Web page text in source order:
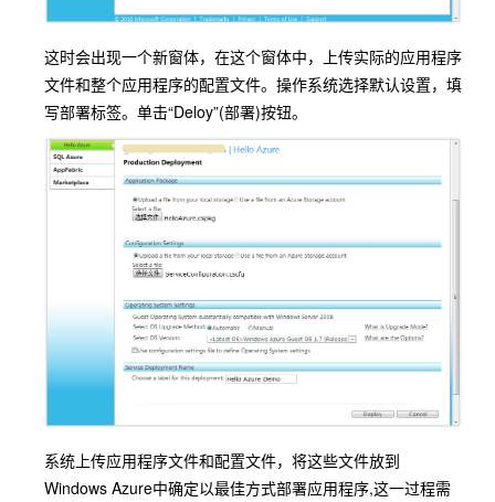
这时会出现一个新窗体，在这个窗体中，上传实际的应用程序
文件和整个应用程序的配置文件。操作系统选择默认设置，填
写部署标签。单击“Deloy”(部署)按钮。
系统上传应用程序文件和配置文件，将这些文件放到
Windows Azure中确定以最佳方式部署应用程序,这一过程需